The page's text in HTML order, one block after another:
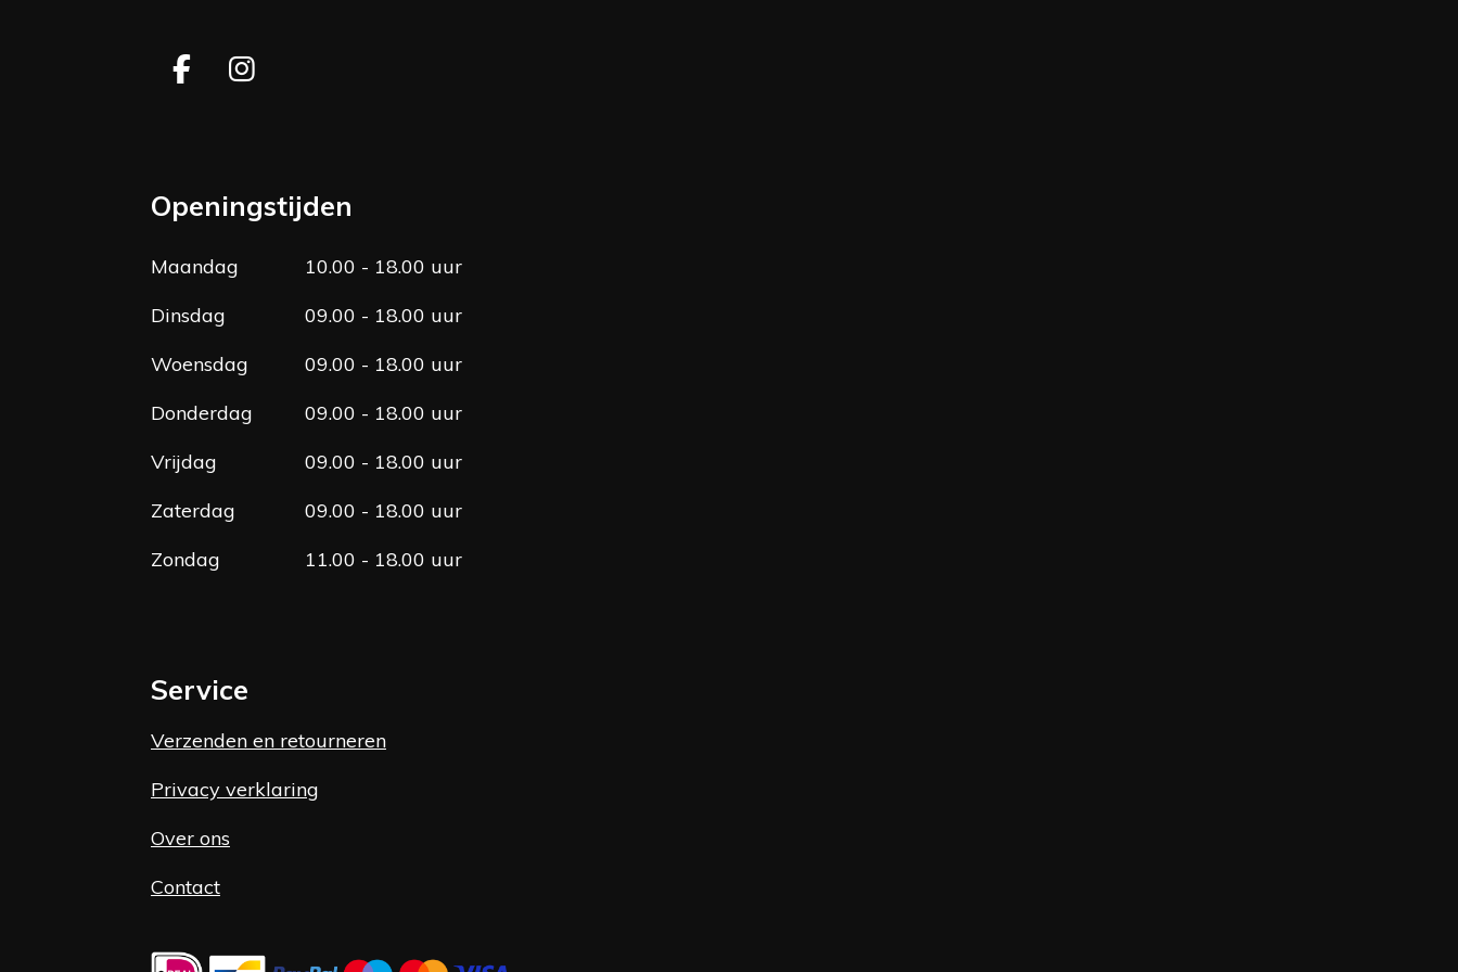
F
b
o
I
a
g
Openingstijden
Maandag
10.00 - 18.00 uur
Dinsdag
09.00 - 18.00 uur
Woensdag
09.00 - 18.00 uur
Donderdag
09.00 - 18.00 uur
Vrijdag
09.00 - 18.00 uur
Zaterdag
09.00 - 18.00 uur
Zondag
11.00 - 18.00 uur
Service
Verzenden en retourneren
Privacy verklaring
Over ons
Contact